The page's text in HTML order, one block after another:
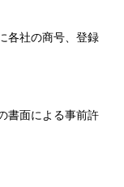
各社の商号、登録
書面による事前許